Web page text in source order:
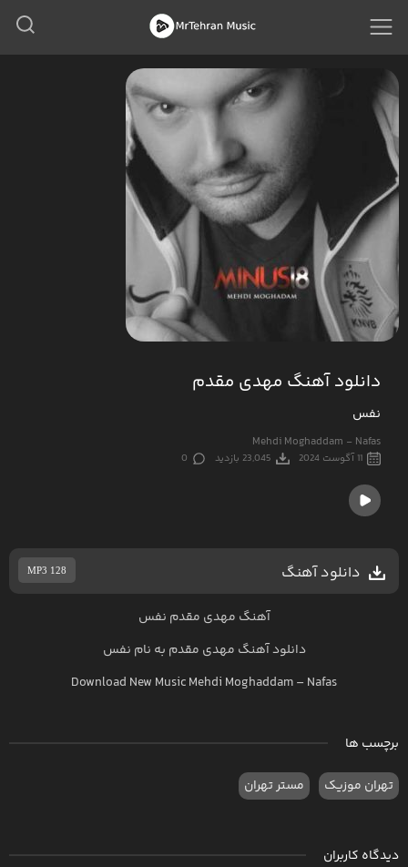
دانلود آهنگ مهدی مقدم
نفس
Mehdi Moghaddam - Nafas
11 آگوست 2024 23,045 بازدید 0
دانلود آهنگ MP3 128
آهنگ مهدی مقدم نفس
دانلود آهنگ مهدی مقدم به نام نفس
Download New MusicMehdi Moghaddam– Nafas
برچسب ها
تهران موزیک مستر تهران
دیدگاه کاربران